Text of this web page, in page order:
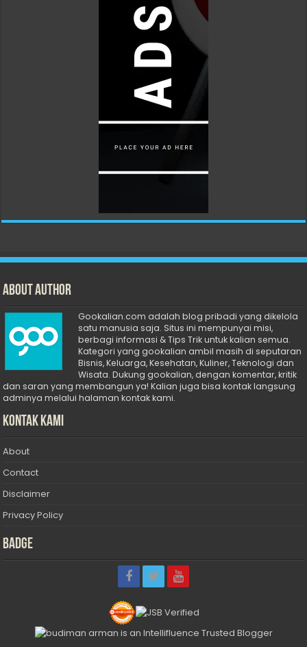
About Author
Gookalian.com adalah blog pribadi yang dikelola
satu manusia saja. Situs ini mempunyai misi,
berbagi informasi & Tips Trik untuk kalian semua.
Kategori yang gookalian ambil masih di seputaran
Bisnis, Keluarga, Kesehatan, Kuliner, Teknologi dan
Wisata. Dukung gookalian, dengan komentar, kritik
dan saran yang membangun ya! Kalian juga bisa kontak langsung
adminya melalui halaman kontak kami.
Kontak Kami
About
Contact
Disclaimer
Privacy Policy
Badge